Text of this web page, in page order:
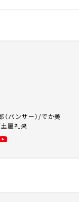
パンサー）/でか美
屋礼央